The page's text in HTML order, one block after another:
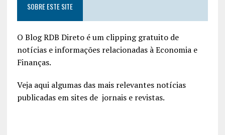
SOBRE ESTE SITE
O Blog RDB Direto é um clipping gratuito de
notícias e informações relacionadas à Economia e
Finanças.
Veja aqui algumas das mais relevantes notícias
publicadas em sites de jornais e revistas.